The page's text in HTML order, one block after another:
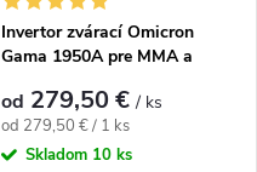
Invertor zvárací Omicron
Gama 1950A pre MMA a
od 279,50 €/ ks
Jednotková cena:
od 279,50 € / 1 ks
Skladom 10 ks